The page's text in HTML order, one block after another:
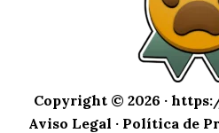
Copyright © 2026 ·
Aviso Legal · Política de